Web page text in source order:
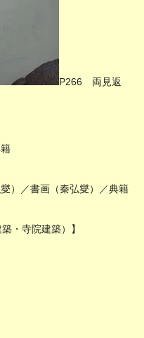
P266 両見返
）／書画（秦弘燮）／典籍
・寺院建築）】